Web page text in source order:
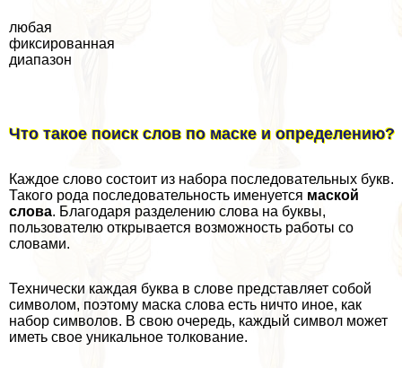
любая
фиксированная
диапазон
Что такое поиск слов по маске и определению?
Каждое слово состоит из набора последовательных букв.
Такого рода последовательность именуется маской
слова. Благодаря разделению слова на буквы,
пользователю открывается возможность работы со
словами.
Технически каждая буква в слове представляет собой
символом, поэтому маска слова есть ничто иное, как
набор символов. В свою очередь, каждый символ может
иметь свое уникальное толкование.